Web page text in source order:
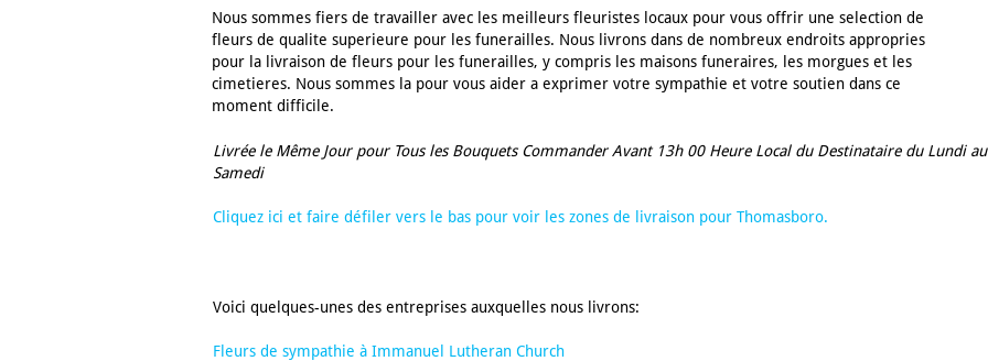
Nous sommes fiers de travailler avec les meilleurs fleuristes locaux pour vous offrir une selection de
fleurs de qualite superieure pour les funerailles. Nous livrons dans de nombreux endroits appropries
pour la livraison de fleurs pour les funerailles, y compris les maisons funeraires, les morgues et les
cimetieres. Nous sommes la pour vous aider a exprimer votre sympathie et votre soutien dans ce
moment difficile.
Livrée le Même Jour pour Tous les Bouquets Commander Avant 13h 00 Heure Local du Destinataire du Lundi au
Samedi
Cliquez ici et faire défiler vers le bas pour voir les zones de livraison pour Thomasboro.
Voici quelques-unes des entreprises auxquelles nous livrons:
Fleurs de sympathie à Immanuel Lutheran Church